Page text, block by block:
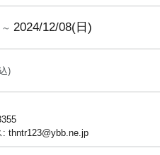
2024/12/08(日)
)
: thntr123@ybb.ne.jp